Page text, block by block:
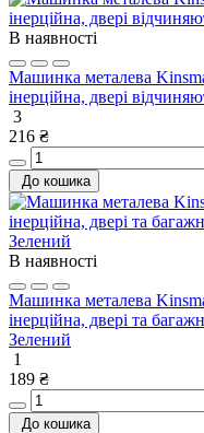
В наявності
Машинка металева
інерційна, двері
3
216 ₴
До кошика
В наявності
Машинка металева
інерційна, двері та
Зелений
1
189 ₴
До кошика